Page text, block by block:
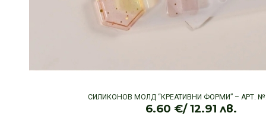
СИЛИКОНОВ МОЛД “КРЕАТИВНИ ФОРМИ” – АРТ.
6.60 €/ 12.91 лв.